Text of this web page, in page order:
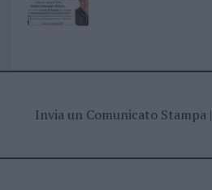
Invia un Comunicato Stampa|